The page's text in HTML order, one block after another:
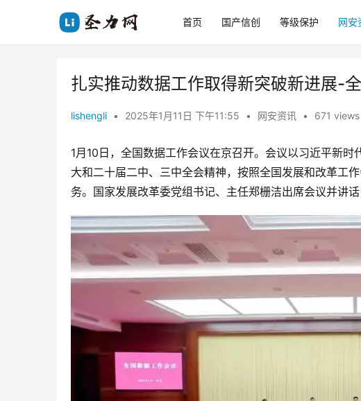
首页 国产信创 等级保护 网安
扎实推动数据工作取得新突破新进展-
lishengli • 2025年1月11日 下午11:55 • 网安资讯 • 671 views
1月10日，全国数据工作会议在京召开。会议以习近平新
大和二十届二中、三中全会精神，按照全国发展和改革工
务。国家发展改革委党组书记、主任郑栅洁出席会议并讲